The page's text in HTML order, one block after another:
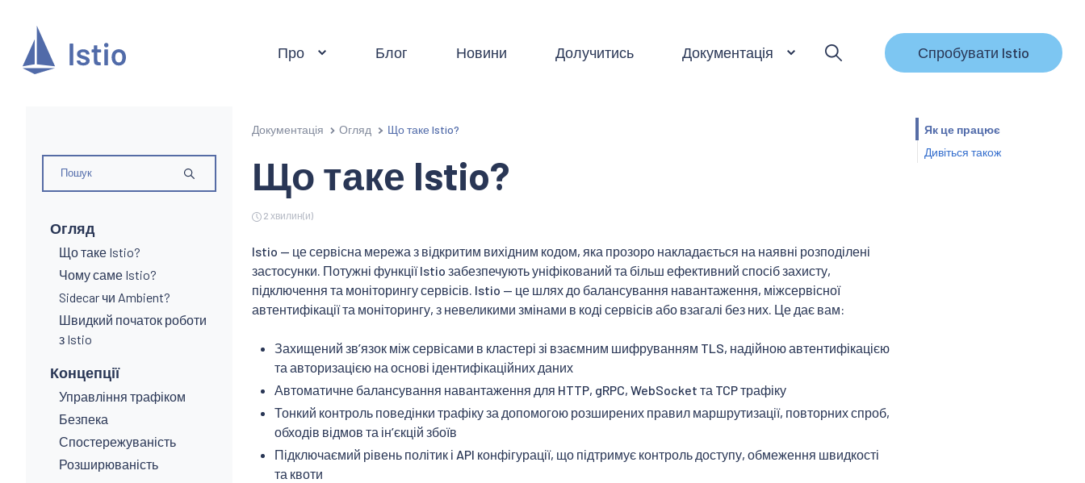
Про Блог Новини Долучитись Документація Спробувати Istio
Огляд
Що таке Istio?
Чому саме Istio?
Sidecar чи Ambient?
Швидкий початок роботи
з Istio
Концепції
Управління трафіком
Безпека
Спостережуваність
Розширюваність
Документація Огляд Що таке Istio?
Що таке Istio?
2 хвилин(и)
Istio — це сервісна мережа з відкритим вихідним кодом, яка прозоро накладається на наявні розподілені
застосунки. Потужні функції Istio забезпечують уніфікований та більш ефективний спосіб захисту,
підключення та моніторингу сервісів. Istio — це шлях до балансування навантаження, міжсервісної
автентифікації та моніторингу, з невеликими змінами в коді сервісів або взагалі без них. Це дає вам:
Захищений звʼязок між сервісами в кластері зі взаємним шифруванням TLS, надійною автентифікацією
та авторизацією на основі ідентифікаційних даних
Автоматичне балансування навантаження для HTTP, gRPC, WebSocket та TCP трафіку
Тонкий контроль поведінки трафіку за допомогою розширених правил маршрутизації, повторних спроб,
обходів відмов та інʼєкцій збоїв
Підключаємий рівень політик і API конфігурації, що підтримує контроль доступу, обмеження швидкості
та квоти
Як це працює
Дивіться також